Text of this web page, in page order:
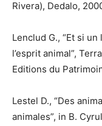
Rivera), Dedalo,
Lenclud G., “Et si
l’esprit animal”,
Editions du
Lestel D., “Des
animales”, in B.